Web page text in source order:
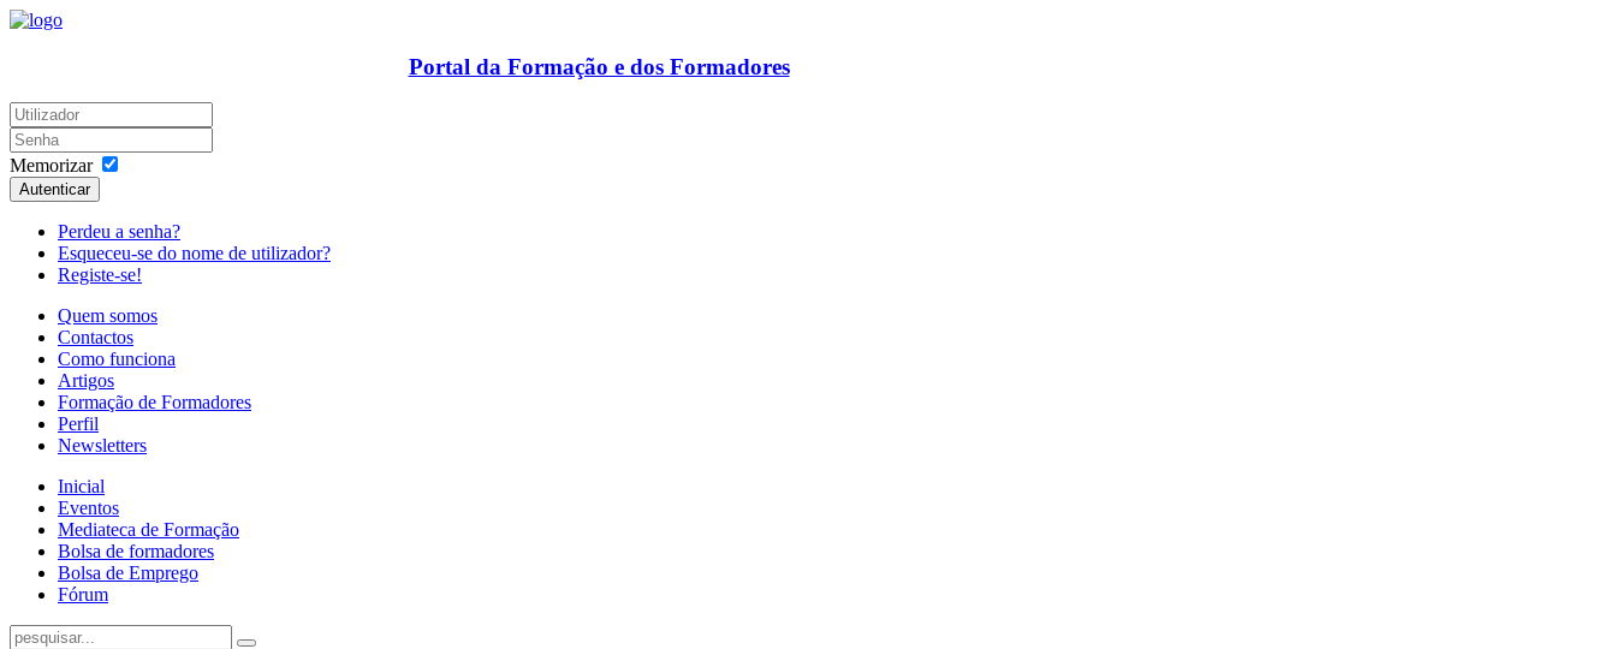
Portal da Formação e dos Formadores
Memorizar
Autenticar
Perdeu a senha?
Esqueceu-se do nome de utilizador?
Registe-se!
Quem somos
Contactos
Como funciona
Artigos
Formação de Formadores
Perfil
Newsletters
Inicial
Eventos
Mediateca de Formação
Bolsa de formadores
Bolsa de Emprego
Fórum